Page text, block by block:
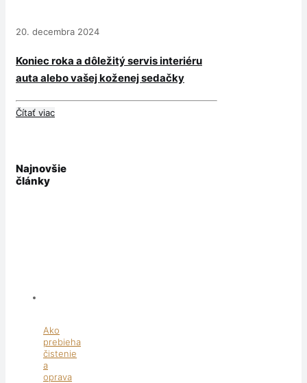
20. decembra 2024
Koniec roka a dôležitý servis interiéru
auta alebo vašej koženej sedačky
Čítať viac
Najnovšie
články
Ako
prebieha
čistenie
a
oprava